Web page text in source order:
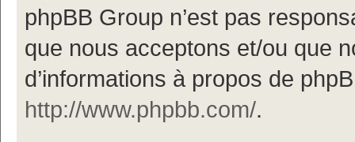
phpBB Group n’est pas
que nous acceptons et/ou que
d’informations à propos de
http://www.phpbb.com/.